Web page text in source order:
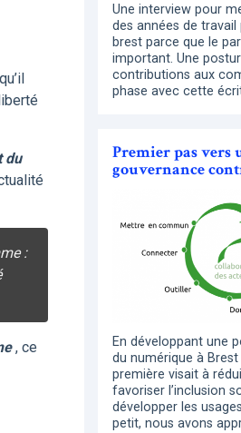
du
:
, ce
Une interview pour
des années de travail
brest parce que le
important. Une
contributions aux
phase avec cette
Premier pas vers
gouvernance
En développant une
du numérique à Brest
première visait à
favoriser l’inclusion
développer les
petit, nous avons